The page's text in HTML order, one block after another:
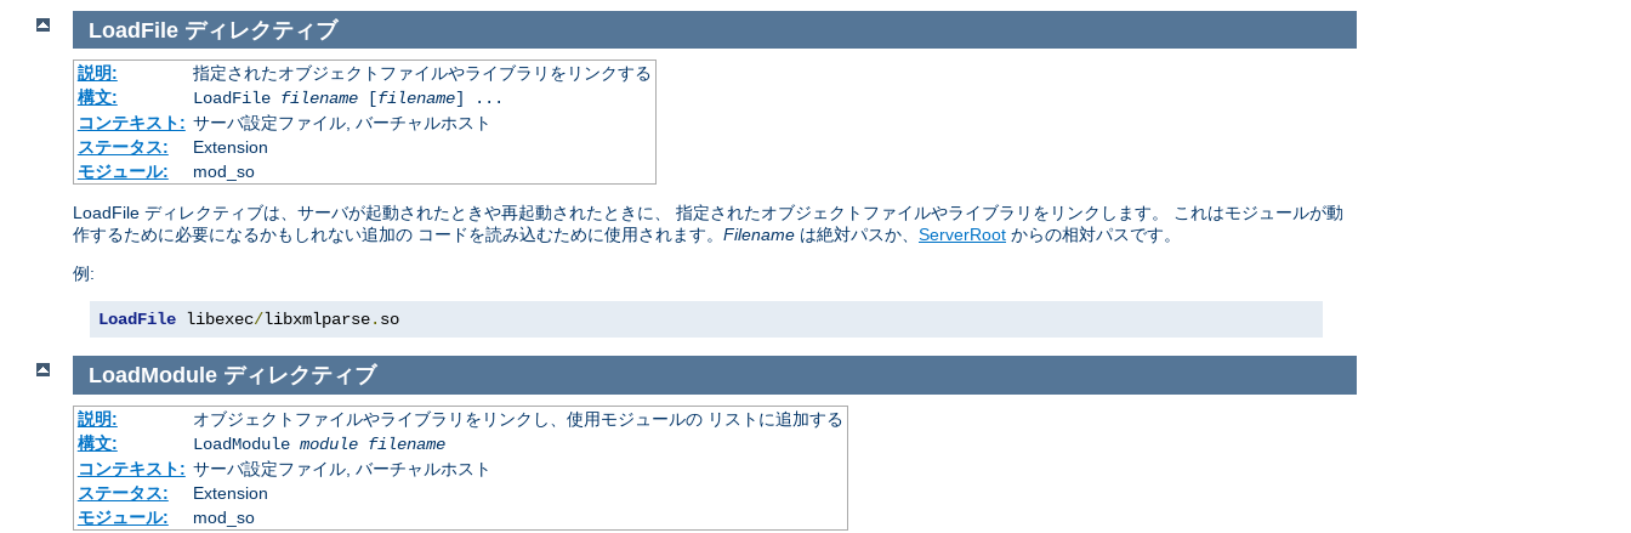
LoadFile ディレクティブ
説明:
指定されたオブジェクトファイルやライブラリをリンクする
構文:
LoadFile filename[filename] ...
コンテキスト: サーバ設定ファイル, バーチャルホスト
ステータス:
Extension
モジュール:
mod_so
LoadFile ディレクティブは、サーバが起動されたときや再起動されたときに、 指定されたオブジェクトファイルやライブラリをリンクします。 これはモジュールが動
作するために必要になるかもしれない追加の コードを読み込むために使用されます。 Filename は絶対パスか、 ServerRoot からの相対パスです。
例:
LoadFile libexec/libxmlparse. so
LoadModule ディレクティブ
説明:
オブジェクトファイルやライブラリをリンクし、使用モジュールの リストに追加する
構文:
LoadModule module filename
コンテキスト: サーバ設定ファイル, バーチャルホスト
ステータス:
Extension
モジュール:
mod_so